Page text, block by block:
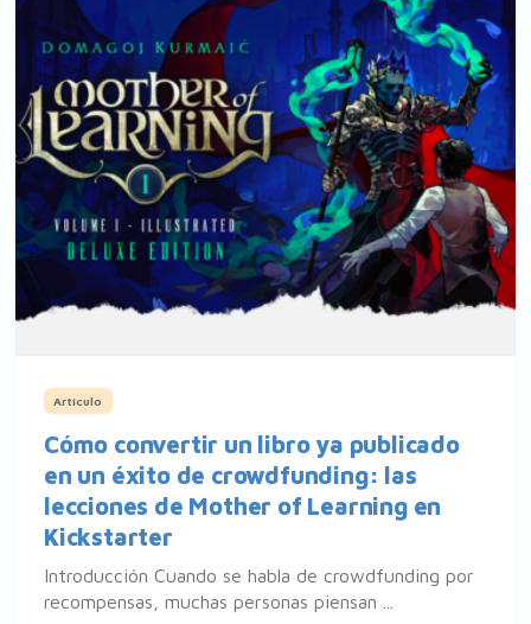
Artículo
Cómo convertir un libro ya publicado
en un éxito de crowdfunding: las
lecciones de Mother of Learning en
Kickstarter
Introducción Cuando se habla de crowdfunding por
recompensas, muchas personas piensan ...